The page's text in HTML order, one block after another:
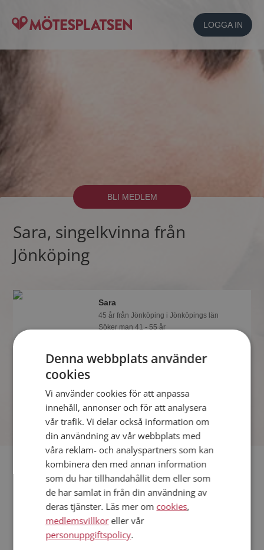
LOGGA IN
BLI MEDLEM
Sara, singelkvinna från
Jönköping
Sara
45 år från Jönköping i Jönköpings län
Söker man 41 - 55 år
medlem och se vad Sara gillar att göra
på kvällarna. Kanske en
Fler singlar
Fler singelkvinnor från Jönköping:Stefanie,Carola
Män från Jönköping
Dejta kvinnor i Sverige
Dejta män i Sverige
Denna webbplats använder
cookies
Vi använder cookies för att anpassa
innehåll, annonser och för att analysera
vår trafik. Vi delar också information om
din användning av vår webbplats med
våra reklam- och analyspartners som kan
kombinera den med annan information
som du har tillhandahållit dem eller som
de har samlat in från din användning av
deras tjänster. Läs mer om cookies,
medlemsvillkoreller vår
personuppgiftspolicy.